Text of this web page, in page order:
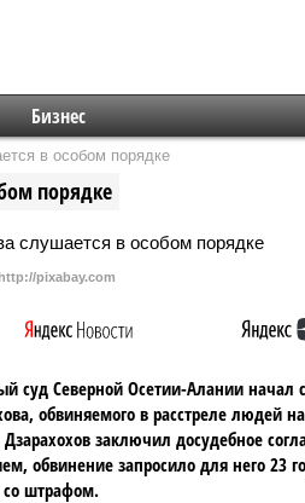
Бизнес
в особом порядке
порядке
pixabay.com
суд Северной Осетии-Алании начал
обвиняемого в расстреле людей
Дзарахохов заключил досудебное
обвинение запросило для него 23
штрафом.